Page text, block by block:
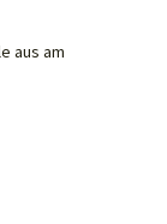
aus am